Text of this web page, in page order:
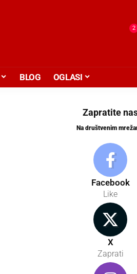
2
BLOG OGLASI
Zapratite
Na društvenim
Facebook
Like
X
Zaprati